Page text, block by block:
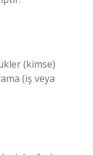
(kimse)
(iş veya